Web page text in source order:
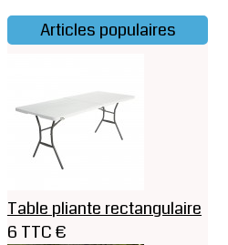
Articles populaires
Table pliante rectangulaire
6 TTC €